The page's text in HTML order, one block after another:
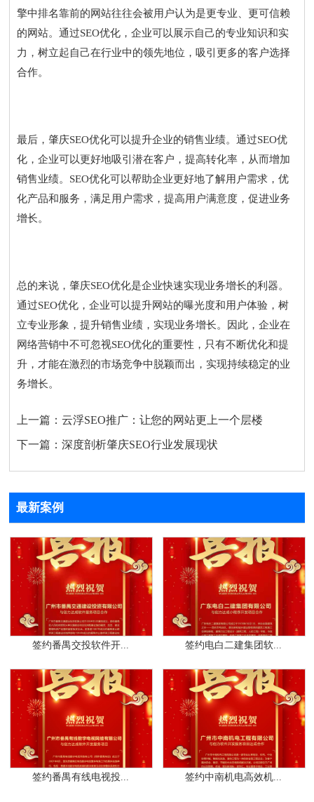
擎中排名靠前的网站往往会被用户认为是更专业、更可信赖
的网站。通过SEO优化，企业可以展示自己的专业知识和实
力，树立起自己在行业中的领先地位，吸引更多的客户选择
合作。
最后，肇庆SEO优化可以提升企业的销售业绩。通过SEO优
化，企业可以更好地吸引潜在客户，提高转化率，从而增加
销售业绩。SEO优化可以帮助企业更好地了解用户需求，优
化产品和服务，满足用户需求，提高用户满意度，促进业务
增长。
总的来说，肇庆SEO优化是企业快速实现业务增长的利器。
通过SEO优化，企业可以提升网站的曝光度和用户体验，树
立专业形象，提升销售业绩，实现业务增长。因此，企业在
网络营销中不可忽视SEO优化的重要性，只有不断优化和提
升，才能在激烈的市场竞争中脱颖而出，实现持续稳定的业
务增长。
上一篇：云浮SEO推广：让您的网站更上一个层楼
下一篇：深度剖析肇庆SEO行业发展现状
最新案例
签约番禺交投软件开... 签约电白二建集团软...
签约番禺有线电视投... 签约中南机电高效机...